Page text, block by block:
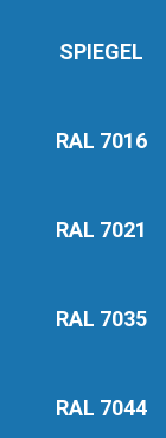
SPIEGEL
RAL 7016
RAL 7021
RAL 7035
RAL 7044